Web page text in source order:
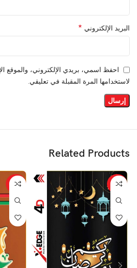
البريد الإلكتروني *
احفظ اسمي، بريدي الإلكتروني، والموقع
لاستخدامها المرة المقبلة في تعليقي.
Related Products
-29%
-29%